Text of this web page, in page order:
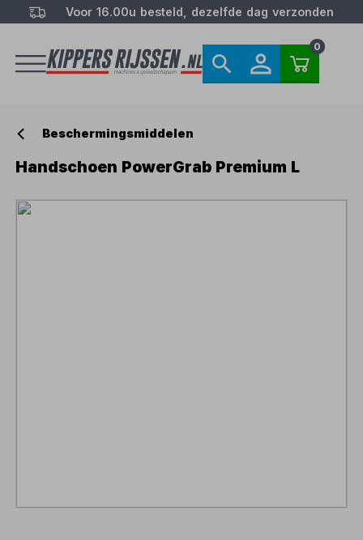
Voor 16.00u besteld, dezelfde dag verzonden
0
Beschermingsmiddelen
Handschoen PowerGrab Premium L